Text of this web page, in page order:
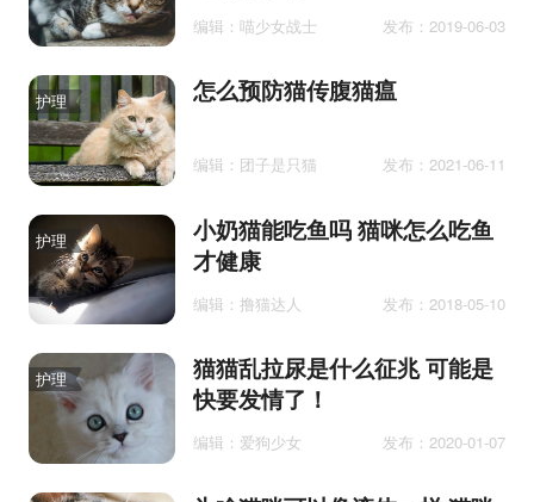
编辑：喵少女战士 发布：2019-06-03
护理 怎么预防猫传腹猫瘟
编辑：团子是只猫 发布：2021-06-11
护理
小奶猫能吃鱼吗 猫咪怎么吃鱼
才健康
编辑：撸猫达人 发布：2018-05-10
护理
猫猫乱拉尿是什么征兆 可能是
快要发情了！
编辑：爱狗少女 发布：2020-01-07